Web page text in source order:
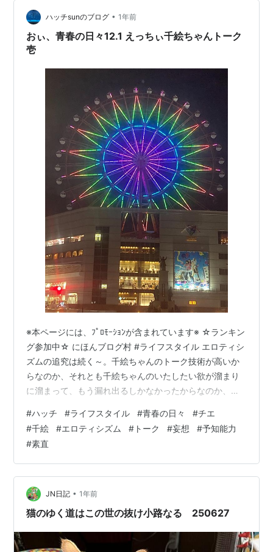
ハッチsunのブログ • 1年前
おぃ、青春の日々12.1 えっちぃ千絵ちゃんトーク
壱
※本ページには、ﾌﾟﾛﾓｰｼｮﾝが含まれています※ ☆ランキン
グ参加中☆ にほんブログ村 #ライフスタイル エロティシ
ズムの追究は続く～。千絵ちゃんのトーク技術が高いか
らなのか、それとも千絵ちゃんのいたしたい欲が溜まり
に溜まって、もう漏れ出るしかなかったからなのか、ど
引き続き、約５年前のトークより。 千絵「すぐ人を好き
になるのが悪い癖なんだよな～」 ボク「本当に、数年し
てないの？」 千絵「４年半かな。」 ボク「その記録、そ
ろそろ終わりにしないですか？」 千絵「でたー、衝撃発
言。じゃあ旦那を襲えと？」 ボク「おっと、かわした
ね。夫、…
#ハッチ #ライフスタイル #青春の日々 #チエ
#千絵 #エロティシズム # トーク #妄想 #予知能力
#素直
JN日記 • 1年前
猫のゆく道はこの世の抜け小路なる 250627